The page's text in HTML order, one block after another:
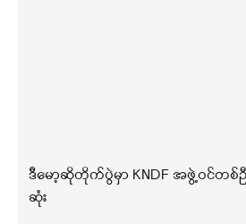
ဒီမော့ဆိုတိုက်ပွဲမှာ KNDF အဖွဲ့ဝင်တစ်ဦ
ဆုံး